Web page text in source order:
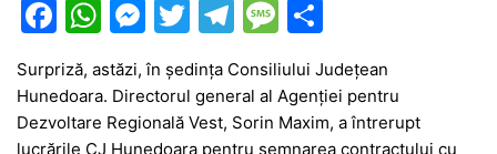
F
a
c
e
W
at
s
M
e
s
s
T
w
itt
er
T
e
gr
M
e
s
s
ta
je
Surpriză, astăzi, în ședința Consiliului Județean
Hunedoara. Directorul general al Agenției pentru
Dezvoltare Regională Vest, Sorin Maxim, a întrerupt
lucrările CJ Hunedoara pentru semnarea contractului cu